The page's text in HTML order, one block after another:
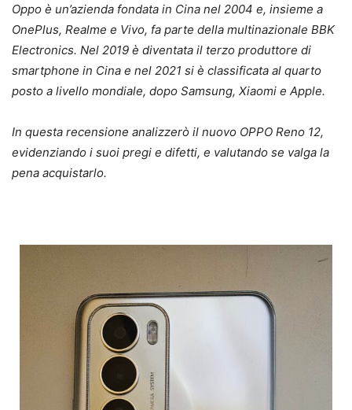
Oppo è un’azienda fondata in Cina nel 2004 e, insieme a
OnePlus, Realme e Vivo, fa parte della multinazionale BBK
Electronics. Nel 2019 è diventata il terzo produttore di
smartphone in Cina e nel 2021 si è classificata al quarto
posto a livello mondiale, dopo Samsung, Xiaomi e Apple.
In questa recensione analizzerò il nuovo OPPO Reno 12,
evidenziando i suoi pregi e difetti, e valutando se valga la
pena acquistarlo.